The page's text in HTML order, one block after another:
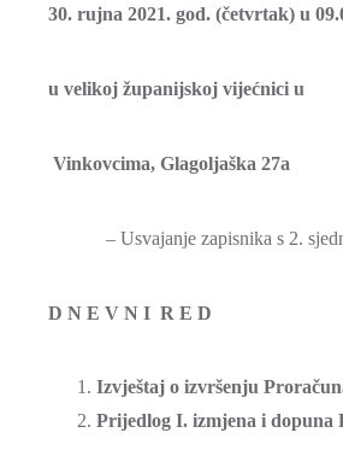
30. rujna 2021. god. (četvrtak) u
u velikoj županijskoj vijećnici u
Vinkovcima, Glagoljaška 27a
– Usvajanje zapisnika s 2.
D N E V N I R E D
Izvještaj o izvršenju
Prijedlog I. izmjena i dopuna